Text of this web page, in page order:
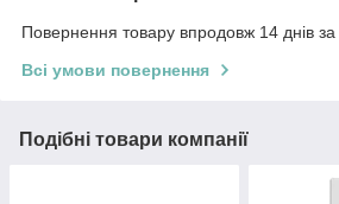
Повернення товару впродовж 14 днів
Всі умови повернення
Подібні товари компанії